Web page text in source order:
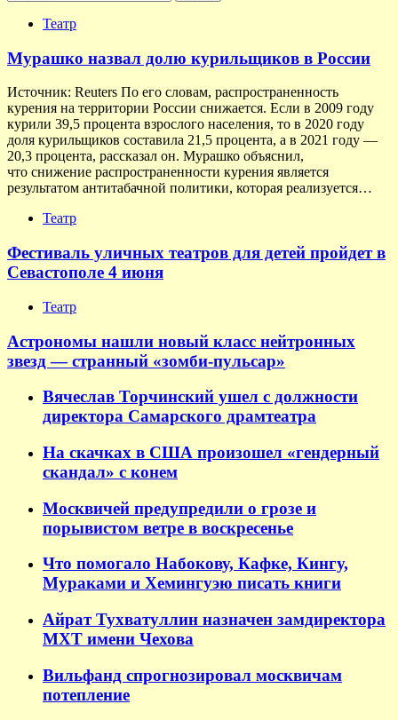
Театр
Мурашко назвал долю курильщиков в России
Источник: Reuters По его словам, распространенность
курения на территории России снижается. Если в 2009 году
курили 39,5 процента взрослого населения, то в 2020 году
доля курильщиков составила 21,5 процента, а в 2021 году —
20,3 процента, рассказал он. Мурашко объяснил,
что снижение распространенности курения является
результатом антитабачной политики, которая реализуется…
Театр
Фестиваль уличных театров для детей пройдет в
Севастополе 4 июня
Театр
Астрономы нашли новый класс нейтронных
звезд — странный «зомби-пульсар»
Вячеслав Торчинский ушел с должности
директора Самарского драмтеатра
На скачках в США произошел «гендерный
скандал» с конем
Москвичей предупредили о грозе и
порывистом ветре в воскресенье
Что помогало Набокову, Кафке, Кингу,
Мураками и Хемингуэю писать книги
Айрат Тухватуллин назначен замдиректора
МХТ имени Чехова
Вильфанд спрогнозировал москвичам
потепление